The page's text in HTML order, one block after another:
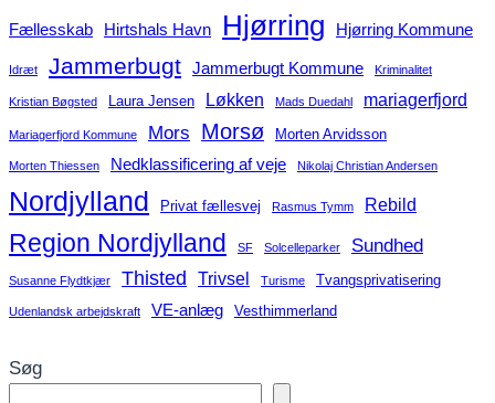
Fællesskab Hirtshals Havn Hjørring Hjørring Kommune
Idræt Jammerbugt Jammerbugt Kommune Kriminalitet
Kristian Bøgsted Laura Jensen Løkken Mads Duedahl mariagerfjord
Mariagerfjord Kommune Mors Morsø Morten Arvidsson
Morten Thiessen Nedklassificering af veje Nikolaj Christian Andersen
Nordjylland Privat fællesvej Rasmus Tymm Rebild
Region Nordjylland SF Solcelleparker Sundhed
Susanne Flydtkjær Thisted Trivsel Turisme Tvangsprivatisering
Udenlandsk arbejdskraft VE-anlæg Vesthimmerland
Søg